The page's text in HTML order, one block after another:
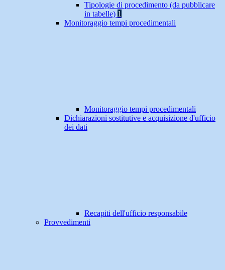
Tipologie di procedimento (da pubblicare
in tabelle) 1
Monitoraggio tempi procedimentali
Monitoraggio tempi procedimentali
Dichiarazioni sostitutive e acquisizione d'ufficio
dei dati
Recapiti dell'ufficio responsabile
Provvedimenti